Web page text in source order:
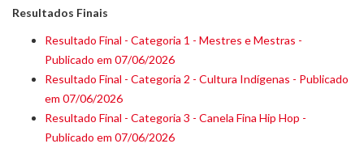
Resultados Finais
Resultado Final - Categoria 1 - Mestres e Mestras -
Publicado em 07/06/2026
Resultado Final - Categoria 2 - Cultura Indígenas - Publicado
em 07/06/2026
Resultado Final - Categoria 3 - Canela Fina Hip Hop -
Publicado em 07/06/2026